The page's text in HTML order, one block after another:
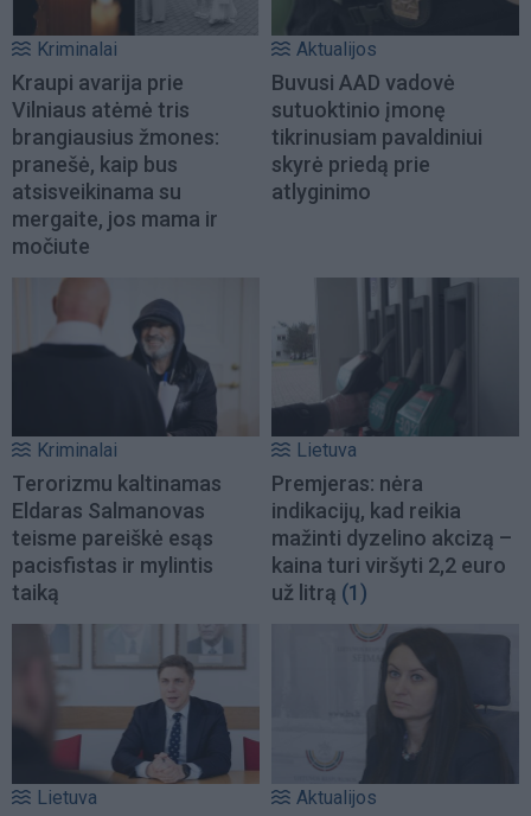
Kriminalai
Kraupi avarija prie
Vilniaus atėmė tris
brangiausius žmones:
pranešė, kaip bus
atsisveikinama su
mergaite, jos mama ir
močiute
Aktualijos
Buvusi AAD vadovė
sutuoktinio įmonę
tikrinusiam pavaldiniui
skyrė priedą prie
atlyginimo
Kriminalai
Terorizmu kaltinamas
Eldaras Salmanovas
teisme pareiškė esąs
pacisfistas ir mylintis
taiką
Lietuva
Premjeras: nėra
indikacijų, kad reikia
mažinti dyzelino akcizą –
kaina turi viršyti 2,2 euro
už litrą (1)
Lietuva Aktualijos